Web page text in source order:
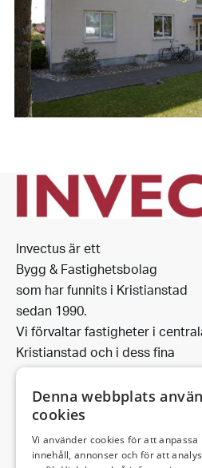
Invectus är ett
Bygg & Fastighetsbolag
som har funnits i Kristianstad
sedan 1990.
Vi förvaltar fastigheter i
Kristianstad och i dess fina
omgivning.
Leveransadress:
Denna webbplats
cookies
Vi använder cookies för att anpassa
innehåll, annonser och för att